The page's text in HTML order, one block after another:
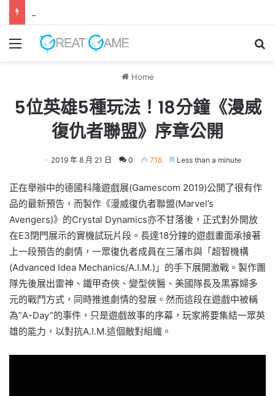
Menu
Home
5位英雄5種玩法！18分鐘《漫威
復仇者聯盟》序章公開
2019 年 8 月 21 日 0 716 Less than a minute
正在舉辦中的德國科隆遊戲展(Gamescom 2019)公開了很有作
品的最新預告，而製作《漫威復仇者聯盟(Marvel’s
Avengers)》的Crystal Dynamics亦不甘落後，正式對外開放
在E3閉門展示的實機試玩片段。長達18分鐘的遊戲畫面承接著
上一段預告的劇情，一眾復仇者成員在三藩市與「超智機構
(Advanced Idea Mechanics/A.I.M.)」的手下展開激戰。製作團
隊先後展出雷神、鐵甲奇俠、變型俠醫、美國隊長及黑寡婦多
元的戰鬥方式，同時推進劇情的發展。然而這段在遊戲中被稱
為”A-Day”的事件，只是遊戲故事的序幕，玩家將要集結一眾英
雄的能力，以對抗A.I.M.這個敵對組織。